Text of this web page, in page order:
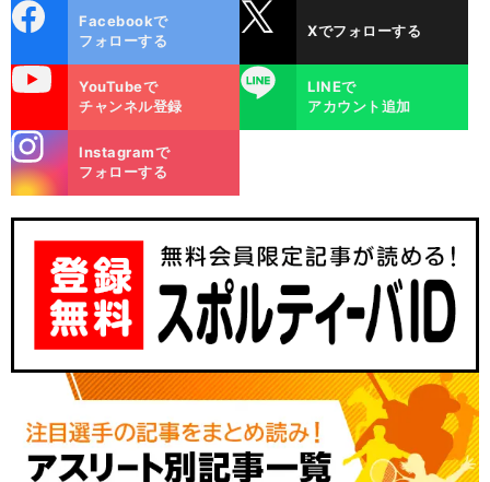
ok
Facebookで
フォローする
Xでフォローする
YouTubeで
チャンネル登録
LINE
LINEで
アカウント追加
m
Instagramで
フォローする